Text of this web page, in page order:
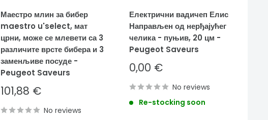
Маестро млин за бибер
maestro u'select, мат
црни, може се млевети са 3
различите врсте бибера и 3
заменљиве посуде -
Peugeot Saveurs
Sale
price
101,88 €
No reviews
Електрични вадичеп Елис
Направљен од нерђајућег
челика - пуњив, 20 цм -
Peugeot Saveurs
Sale
price
0,00 €
No reviews
Re-stocking soon